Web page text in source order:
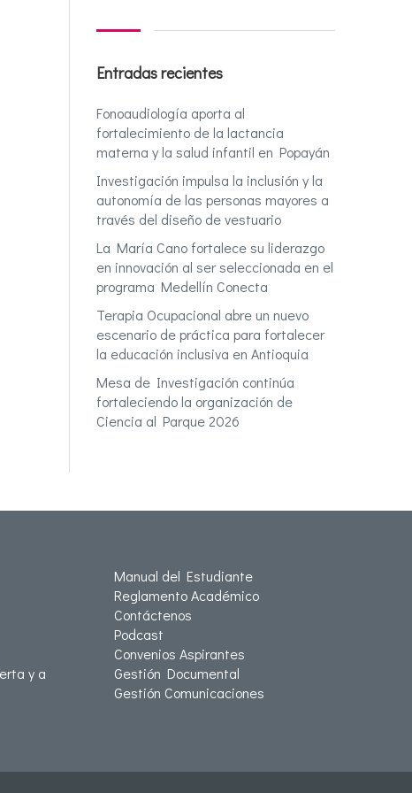
Entradas recientes
Fonoaudiología aporta al
fortalecimiento de la lactancia
materna y la salud infantil en Popayán
Investigación impulsa la inclusión y la
autonomía de las personas mayores a
través del diseño de vestuario
La María Cano fortalece su liderazgo
en innovación al ser seleccionada en el
programa Medellín Conecta
Terapia Ocupacional abre un nuevo
escenario de práctica para fortalecer
la educación inclusiva en Antioquia
Mesa de Investigación continúa
fortaleciendo la organización de
Ciencia al Parque 2026
y a
Manual del Estudiante
Reglamento Académico
Contáctenos
Podcast
Convenios Aspirantes
Gestión Documental
Gestión Comunicaciones